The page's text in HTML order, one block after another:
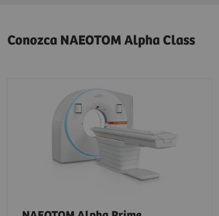
Conozca NAEOTOM Alpha Class